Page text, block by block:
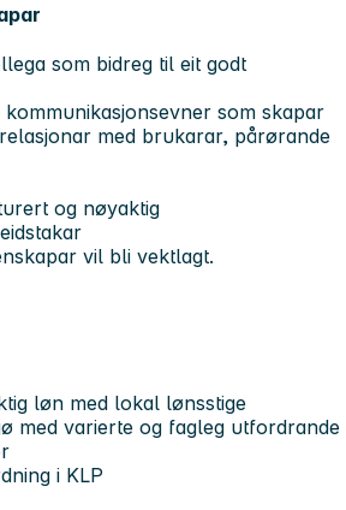
som bidreg til eit godt
kommunikasjonsevner som skapar
med brukarar, pårørande
og nøyaktig
vil bli vektlagt.
løn med lokal lønsstige
med varierte og fagleg utfordrande
i KLP